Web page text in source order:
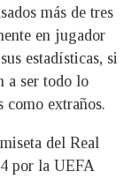
más de tres
en jugador
estadísticas, si
a ser todo lo
como extraños.
del Real
por la UEFA